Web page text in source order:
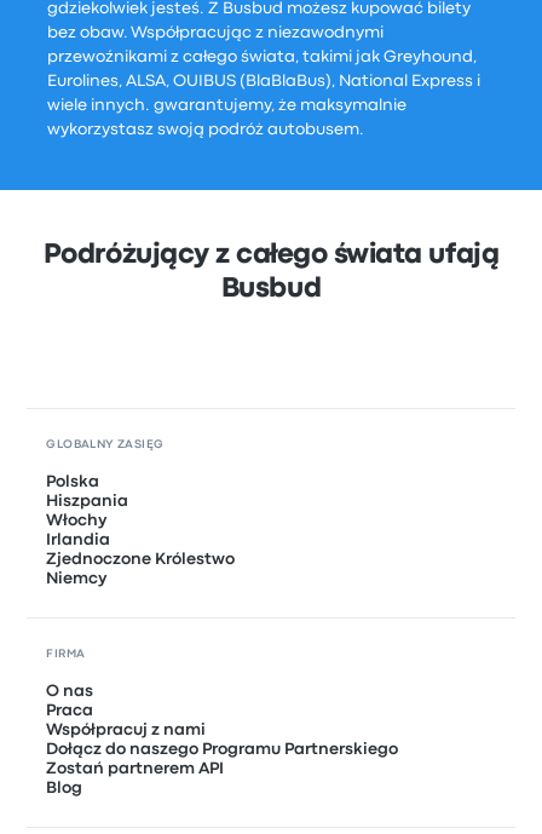
gdziekolwiek jesteś. Z Busbud możesz kupować bilety
bez obaw. Współpracując z niezawodnymi
przewoźnikami z całego świata, takimi jak Greyhound,
Eurolines, ALSA, OUIBUS (BlaBlaBus), National Express i
wiele innych. gwarantujemy, że maksymalnie
wykorzystasz swoją podróż autobusem.
Podróżujący z całego świata ufają
Busbud
GLOBALNY ZASIĘG
Polska
Hiszpania
Włochy
Irlandia
Zjednoczone Królestwo
Niemcy
FIRMA
O nas
Praca
Współpracuj z nami
Dołącz do naszego Programu Partnerskiego
Zostań partnerem API
Blog